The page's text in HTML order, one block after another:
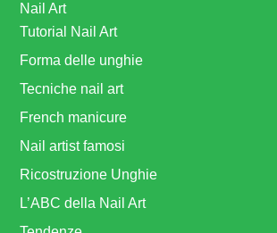
Nail Art
Tutorial Nail Art
Forma delle unghie
Tecniche nail art
French manicure
Nail artist famosi
Ricostruzione Unghie
L’ABC della Nail Art